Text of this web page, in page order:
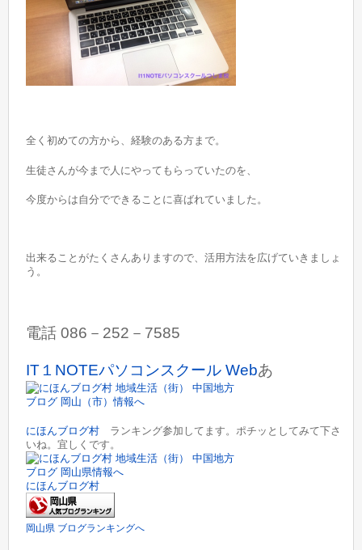
全く初めての方から、経験のある方まで。
生徒さんが今まで人にやってもらっていたのを、
今度からは自分でできることに喜ばれていました。
出来ることがたくさんありますので、活用方法を広げていきましょ
う。
電話 086－252－7585
IT１NOTEパソコンスクール Webあ
にほんブログ村 ランキング参加してます。ポチッとしてみて下さ
いね。宜しくです。
にほんブログ村
岡山県 ブログランキングへ